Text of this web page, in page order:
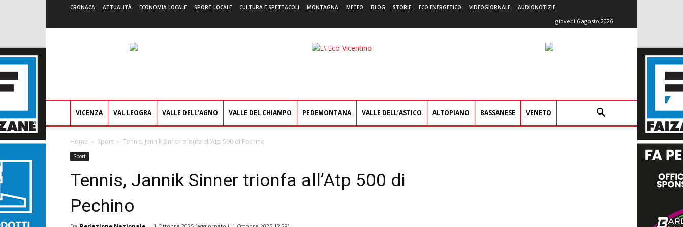
CRONACA ATTUALITÀ ECONOMIA LOCALE SPORT LOCALE CULTURA E SPETTACOLI MONTAGNA METEO BLOG STORIE ECO ENERGETICO VIDEOGIORNALE AUDIONOTIZIE
giovedì 6 agosto 2026
L'Eco
VICENZA VAL LEOGRA VALLE DELL’AGNO VALLE DEL CHIAMPO PEDEMONTANA VALLE DELL’ASTICO ALTOPIANO BASSANESE VENETO
Home Sport Tennis, Jannik Sinner trionfa all’Atp 500 di Pechino
Sport
Tennis, Jannik Sinner trionfa all’Atp 500 di
Pechino